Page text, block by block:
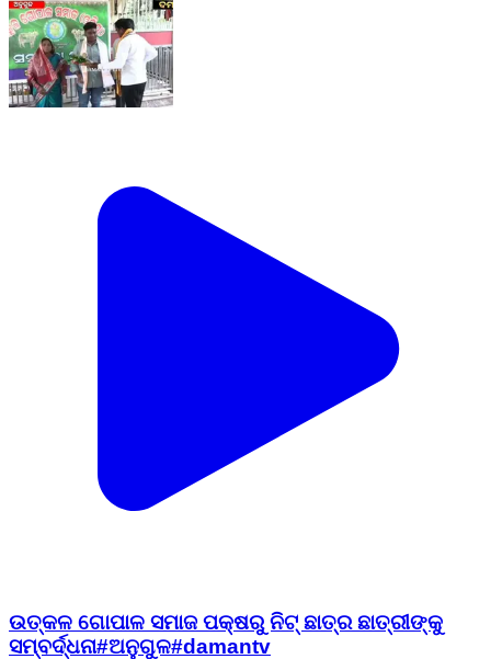
ଉତ୍କଳ ଗୋପାଳ ସମାଜ ପକ୍ଷରୁ ନିଟ୍ ଛାତ୍ର ଛାତ୍ରୀଙ୍କୁ
ସମ୍ବର୍ଦ୍ଧନା#ଅନୁଗୁଳ#damantv